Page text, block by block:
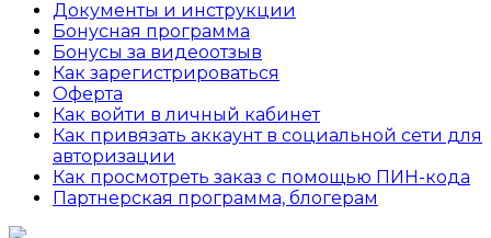
Документы и инструкции
Бонусная программа
Бонусы за видеоотзыв
Как зарегистрироваться
Оферта
Как войти в личный кабинет
Как привязать аккаунт в социальной сети для
авторизации
Как просмотреть заказ с помощью ПИН-кода
Партнерская программа, блогерам